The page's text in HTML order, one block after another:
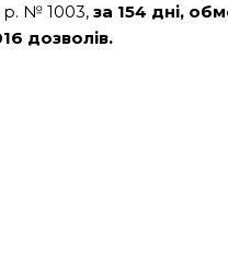
р. № 1003, за 154 дні,
дозволів.